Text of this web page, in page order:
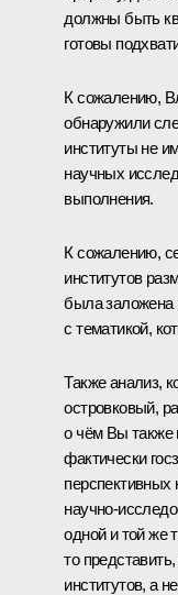
должны быть
готовы
К сожалению,
обнаружили
институты не
научных
выполнения.
К сожалению,
институтов
была заложена
с тематикой,
Также анализ,
островковый,
о чём Вы также
фактически
перспективных
научно-
одной и той же
то
институтов, а